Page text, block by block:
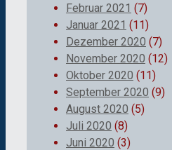
Februar 2021 (7)
Januar 2021 (11)
Dezember 2020 (7)
November 2020 (12)
Oktober 2020 (11)
September 2020 (9)
August 2020 (5)
Juli 2020 (8)
Juni 2020 (3)